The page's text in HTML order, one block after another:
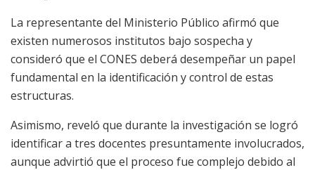
La representante del Ministerio Público afirmó que
existen numerosos institutos bajo sospecha y
consideró que el CONES deberá desempeñar un papel
fundamental en la identificación y control de estas
estructuras.
Asimismo, reveló que durante la investigación se logró
identificar a tres docentes presuntamente involucrados,
aunque advirtió que el proceso fue complejo debido al